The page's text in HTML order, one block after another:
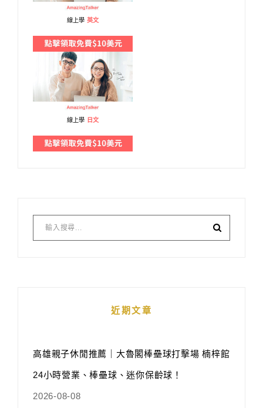
線上學 英文
線上學 日文
近期文章
高雄親子休閒推薦｜大魯閣棒壘球打擊場 楠梓館
24小時營業、棒壘球、迷你保齡球！
2026-08-08